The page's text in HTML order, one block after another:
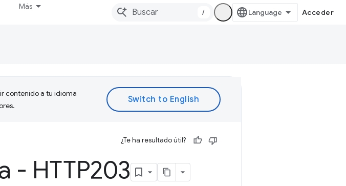
Más
/ Acceder
contenido a tu idioma
¿Te ha resultado útil?
- HTTP203